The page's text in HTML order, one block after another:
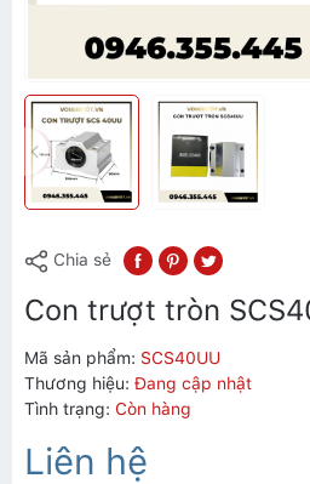
Chia sẻ
Con trượt tròn
Mã sản phẩm: SCS40UU
Thương hiệu: Đang cập nhật
Tình trạng: Còn hàng
Liên hệ